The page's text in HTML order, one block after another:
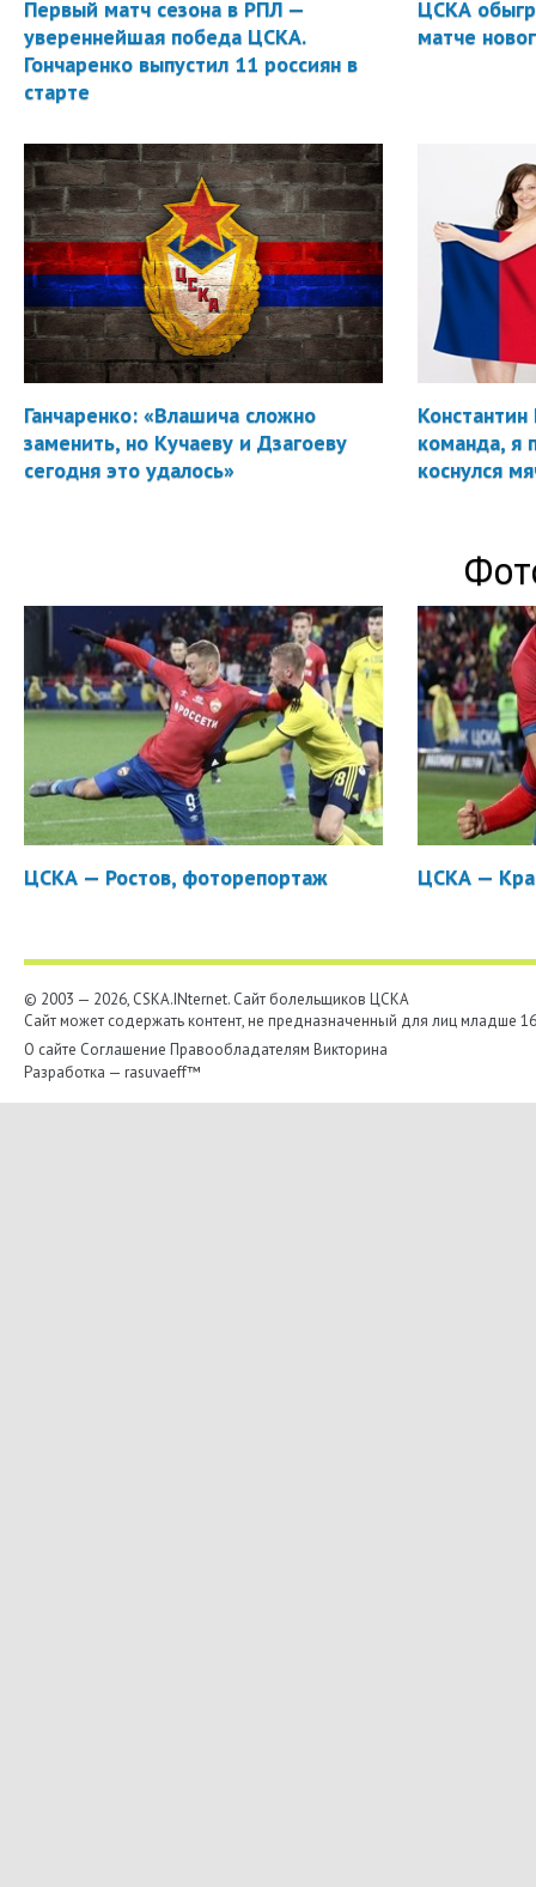
Первый матч сезона в РПЛ —
увереннейшая победа ЦСКА.
Гончаренко выпустил 11 россиян в
старте
ЦСКА
матче
Ганчаренко: «Влашича сложно
заменить, но Кучаеву и Дзагоеву
сегодня это удалось»
Константин
команда, я
коснулся
ЦСКА — Ростов, фоторепортаж ЦСКА —
© 2003 — 2026, CSKA.INternet. Cайт болельщиков ЦСКА
Сайт может содержать контент, не предназначенный для лиц младше
О сайте Соглашение Правообладателям Викторина
Разработка — rasuvaeff™